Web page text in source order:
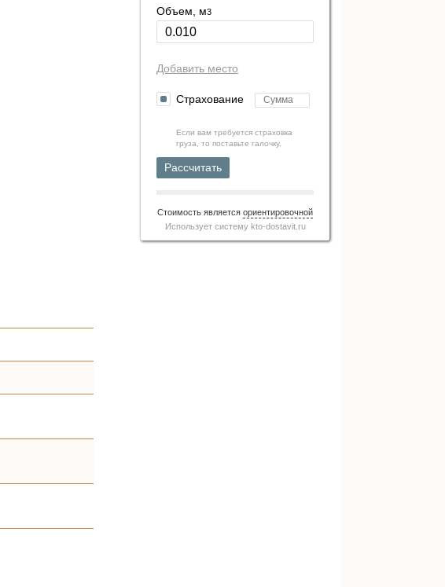
Объем, м3
Добавить место
Страхование
Если вам требуется страховка
груза, то поставьте галочку.
Рассчитать
Стоимость является ориентировочной
Использует систему kto-dostavit.ru